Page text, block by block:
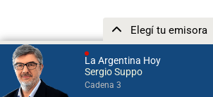
La Argentina Hoy
Sergio Suppo
Cadena 3
Elegí tu emisora